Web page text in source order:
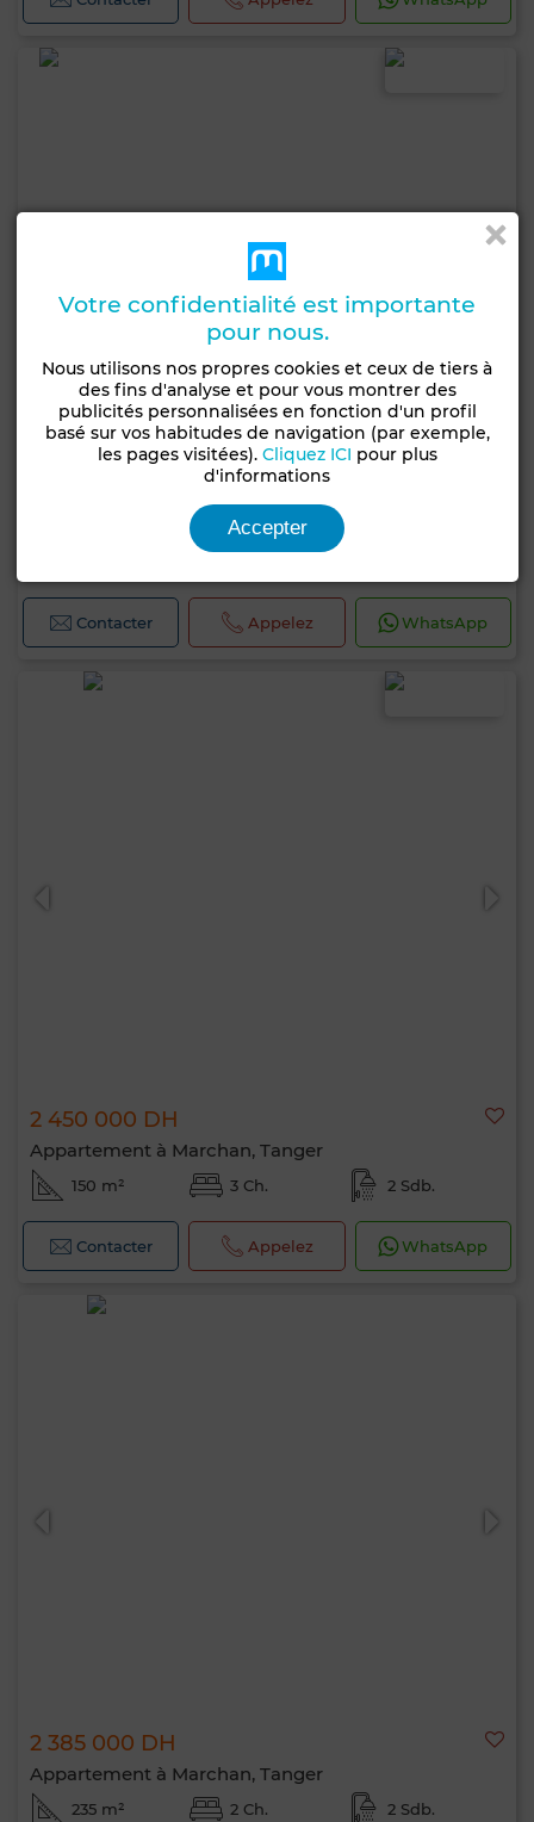
Appartement à Marchan, Tanger
Contacter Appelez WhatsApp
2 450 000 DH
Appartement à Marchan, Tanger
150 m² 3 Ch. 2 Sdb.
Contacter Appelez WhatsApp
2 385 000 DH
Appartement à Marchan, Tanger
235 m² 2 Ch. 2 Sdb.
Votre confidentialité est importante
pour nous.
Nous utilisons nos propres cookies et ceux de tiers à
des fins d'analyse et pour vous montrer des
publicités personnalisées en fonction d'un profil
basé sur vos habitudes de navigation (par exemple,
les pages visitées). Cliquez ICI pour plus
d'informations
Accepter